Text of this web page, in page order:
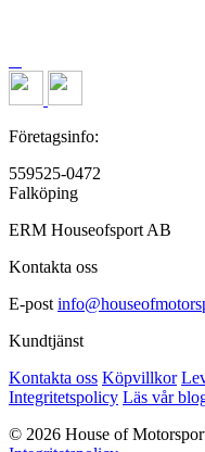
Företagsinfo:
559525-0472
Falköping
ERM Houseofsport AB
Kontakta oss
E-post
Kundtjänst
Kontakta oss Köpvillkor
Integritetspolicy Läs vår
© 2026 House of